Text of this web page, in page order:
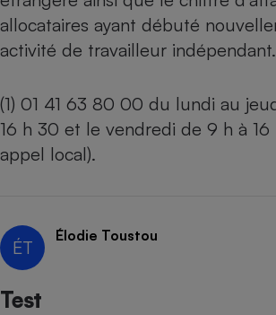
allocataires ayant débuté
activité de travailleur indépendant.
(1) 01 41 63 80 00 du lundi au
16 h 30 et le vendredi de 9 h à 16
appel local).
ÉT
Élodie Toustou
Test